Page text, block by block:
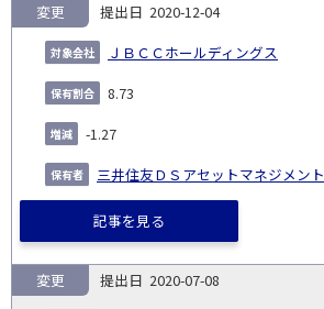
2020-12-04
ＪＢＣＣホールディングス
変更
8.73
-1.27
三井住友ＤＳアセットマネジメント
記事を見る
2020-07-08
変更